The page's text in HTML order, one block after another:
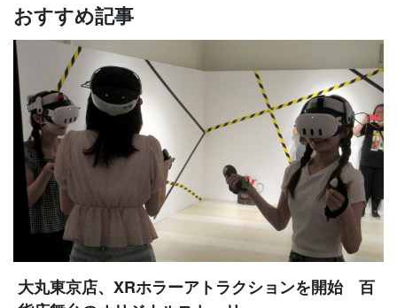
おすすめ記事
大丸東京店、XRホラーアトラクションを開始 百